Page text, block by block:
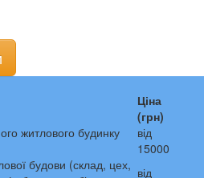
Ціна
(грн)
житлового будинку
від
15000
будови (склад, цех, від